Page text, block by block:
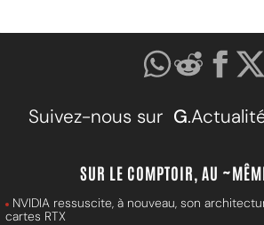
Suivez-nous sur G
SUR LE COMPTOIR, AU
NVIDIA ressuscite, à nouveau, son
cartes RTX